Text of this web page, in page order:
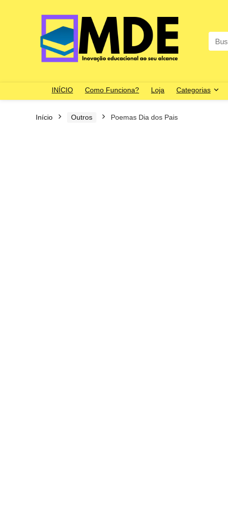
Search
for:
INÍCIO Como Funciona? Loja Categorias
Início Outros Poemas Dia dos Pais